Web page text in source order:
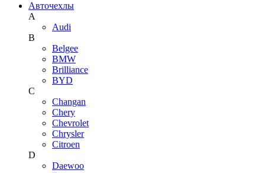
Авточехлы
A
Audi
B
Belgee
BMW
Brilliance
BYD
C
Changan
Chery
Chevrolet
Chrysler
Citroen
D
Daewoo